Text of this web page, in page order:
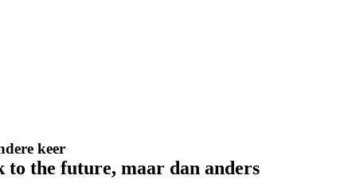
keer
to the future, maar dan anders